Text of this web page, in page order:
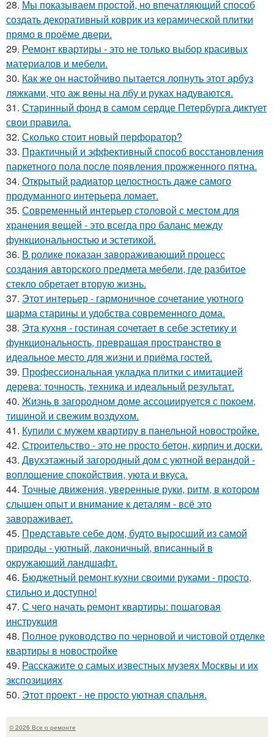
28. Мы показываем простой, но впечатляющий способ
создать декоративный коврик из керамической плитки
прямо в проёме двери.
29. Ремонт квартиры - это не только выбор красивых
материалов и мебели.
30. Как же он настойчиво пытается лопнуть этот арбуз
ляжками, что аж вены на лбу и руках надуваются.
31. Старинный фонд в самом сердце Петербурга диктует
свои правила.
32. Сколько стоит новый перфоратор?
33. Практичный и эффективный способ восстановления
паркетного пола после появления прожженного пятна.
34. Открытый радиатор целостность даже самого
продуманного интерьера ломает.
35. Современный интерьер столовой с местом для
хранения вещей - это всегда про баланс между
функциональностью и эстетикой.
36. В ролике показан завораживающий процесс
создания авторского предмета мебели, где разбитое
стекло обретает вторую жизнь.
37. Этот интерьер - гармоничное сочетание уютного
шарма старины и удобства современного дома.
38. Эта кухня - гостиная сочетает в себе эстетику и
функциональность, превращая пространство в
идеальное место для жизни и приёма гостей.
39. Профессиональная укладка плитки с имитацией
дерева: точность, техника и идеальный результат.
40. Жизнь в загородном доме ассоциируется с покоем,
тишиной и свежим воздухом.
41. Купили с мужем квартиру в панельной новостройке.
42. Строительство - это не просто бетон, кирпич и доски.
43. Двухэтажный загородный дом с уютной верандой -
воплощение спокойствия, уюта и вкуса.
44. Точные движения, уверенные руки, ритм, в котором
слышен опыт и внимание к деталям - всё это
завораживает.
45. Представьте себе дом, будто выросший из самой
природы - уютный, лаконичный, вписанный в
окружающий ландшафт.
46. Бюджетный ремонт кухни своими руками - просто,
стильно и доступно!
47. С чего начать ремонт квартиры: пошаговая
инструкция
48. Полное руководство по черновой и чистовой отделке
квартиры в новостройке
49. Расскажите о самых известных музеях Москвы и их
экспозициях
50. Этот проект - не просто уютная спальня.
© 2026 Все о ремонте